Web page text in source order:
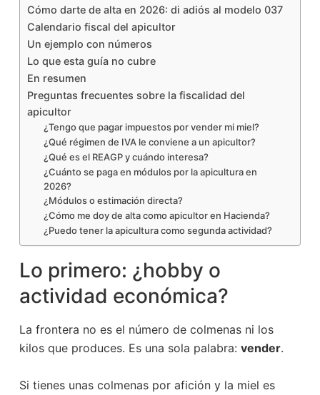
Cómo darte de alta en 2026: di adiós al modelo 037
Calendario fiscal del apicultor
Un ejemplo con números
Lo que esta guía no cubre
En resumen
Preguntas frecuentes sobre la fiscalidad del
apicultor
¿Tengo que pagar impuestos por vender mi miel?
¿Qué régimen de IVA le conviene a un apicultor?
¿Qué es el REAGP y cuándo interesa?
¿Cuánto se paga en módulos por la apicultura en
2026?
¿Módulos o estimación directa?
¿Cómo me doy de alta como apicultor en Hacienda?
¿Puedo tener la apicultura como segunda actividad?
Lo primero: ¿hobby o
actividad económica?
La frontera no es el número de colmenas ni los
kilos que produces. Es una sola palabra: vender.
Si tienes unas colmenas por afición y la miel es